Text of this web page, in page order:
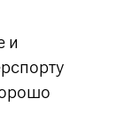
и